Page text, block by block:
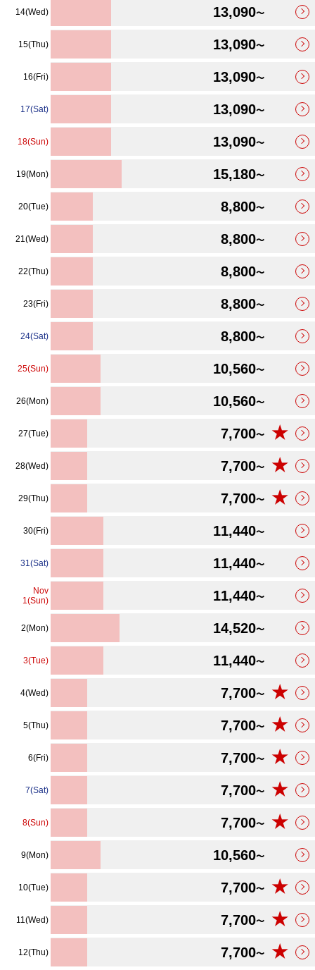
14(Wed) 13,090〜
15(Thu) 13,090〜
16(Fri) 13,090〜
17(Sat) 13,090〜
18(Sun) 13,090〜
19(Mon) 15,180〜
20(Tue) 8,800〜
21(Wed) 8,800〜
22(Thu) 8,800〜
23(Fri) 8,800〜
24(Sat) 8,800〜
25(Sun) 10,560〜
26(Mon) 10,560〜
27(Tue) 7,700〜 ★
28(Wed) 7,700〜 ★
29(Thu) 7,700〜 ★
30(Fri) 11,440〜
31(Sat) 11,440〜
Nov
1(Sun)
11,440〜
2(Mon) 14,520〜
3(Tue) 11,440〜
4(Wed) 7,700〜 ★
5(Thu) 7,700〜 ★
6(Fri) 7,700〜 ★
7(Sat) 7,700〜 ★
8(Sun) 7,700〜 ★
9(Mon) 10,560〜
10(Tue) 7,700〜 ★
11(Wed) 7,700〜 ★
12(Thu) 7,700〜 ★